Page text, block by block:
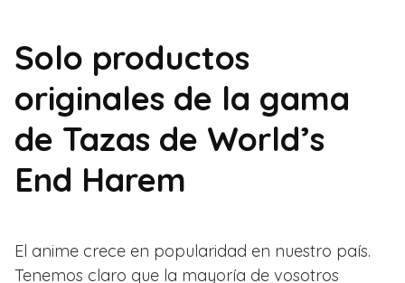
Solo productos
originales de la gama
de Tazas de World’s
End Harem
El anime crece en popularidad en nuestro país.
Tenemos claro que la mayoría de vosotros